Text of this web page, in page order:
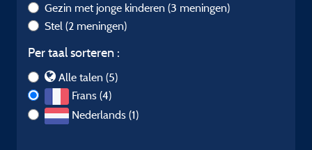
Gezin met jonge kinderen (3 meningen)
Stel (2 meningen)
Per taal sorteren :
Alle talen (5)
Frans (4)
Nederlands (1)